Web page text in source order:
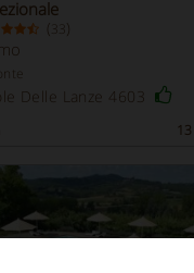
( 33 )
Delle Lanze 4603
13